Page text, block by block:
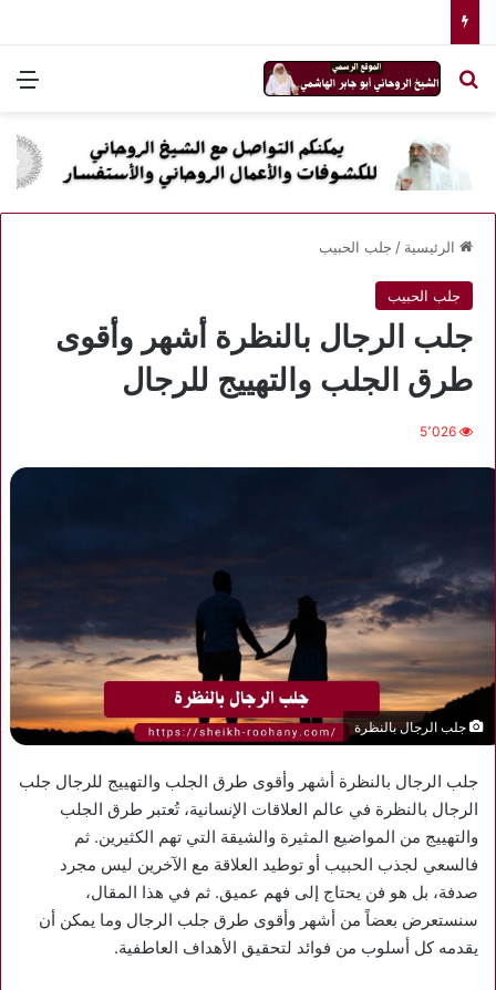
بحث عن
الرئيسية / جلب الحبيب
جلب الحبيب
جلب الرجال بالنظرة أشهر وأقوى
طرق الجلب والتهييج للرجال
5٬026
جلب الرجال بالنظرة
جلب الرجال بالنظرة أشهر وأقوى طرق الجلب والتهييج للرجال جلب
الرجال بالنظرة في عالم العلاقات الإنسانية، تُعتبر طرق الجلب
والتهييج من المواضيع المثيرة والشيقة التي تهم الكثيرين. ثم
فالسعي لجذب الحبيب أو توطيد العلاقة مع الآخرين ليس مجرد
صدفة، بل هو فن يحتاج إلى فهم عميق. ثم في هذا المقال،
سنستعرض بعضاً من أشهر وأقوى طرق جلب الرجال وما يمكن أن
يقدمه كل أسلوب من فوائد لتحقيق الأهداف العاطفية.